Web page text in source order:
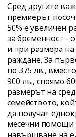
Сред другите
премиерът
50% е увеличен
за бременност -
и при размера
раждане. За
по 375 лв.,
900 лв., спрямо
размерът на
семейството,
да получат
месечни помощи
навършване на